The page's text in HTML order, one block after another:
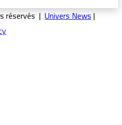
réservés |Univers News|